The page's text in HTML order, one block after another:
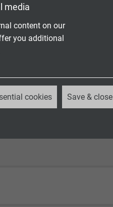
media
content on our
you additional
cookies Save & close